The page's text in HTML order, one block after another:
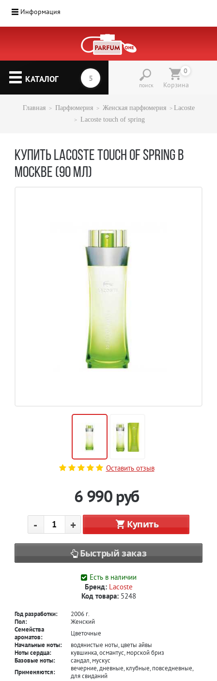
Информация
КАТАЛОГ
поиск
0
Корзина
Главная Парфюмерия Женская парфюмерия
Lacoste
Lacoste touch of spring
КУПИТЬ LACOSTE TOUCH OF SPRING В
МОСКВЕ (90 МЛ)
Оставить отзыв
6 990 руб
- + Купить
Быстрый заказ
Есть в наличии
Бренд: Lacoste
Код товара:5248
Год разработки:
2006 г.
Пол:
Женский
Семейства
ароматов:
Цветочные
Начальные ноты:
водянистые ноты, цветы айвы
Ноты сердца:
кувшинка, османтус, морской бриз
Базовые ноты:
сандал, мускус
Применяются:
вечерние, дневные, клубные, повседневные,
для свиданий